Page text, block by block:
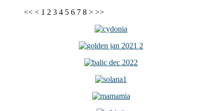
<< < 1 2 3 4 5 6 7 8 > >>